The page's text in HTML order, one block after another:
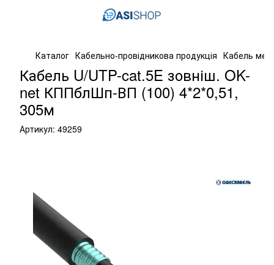
Каталог Кабельно-провідникова продукція Кабель
Кабель U/UTP-cat.5E зовніш. OK-
net КППблШп-ВП (100) 4*2*0,51,
305м
Артикул: 49259